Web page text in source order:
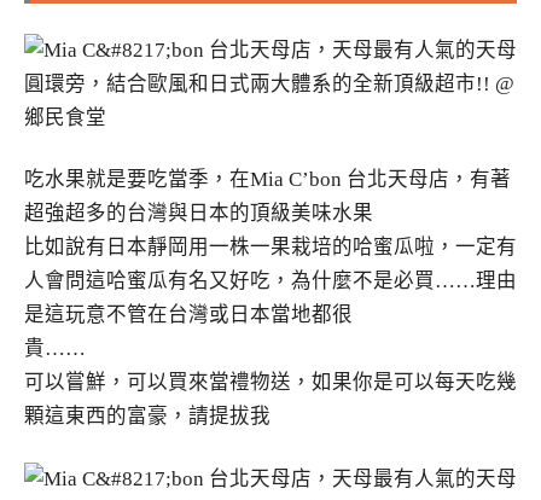
吃水果就是要吃當季，在Mia C’bon 台北天母店，有著
超強超多的台灣與日本的頂級美味水果
比如說有日本靜岡用一株一果栽培的哈蜜瓜啦，一定有
人會問這哈蜜瓜有名又好吃，為什麼不是必買……理由
是這玩意不管在台灣或日本當地都很
貴……
可以嘗鮮，可以買來當禮物送，如果你是可以每天吃幾
顆這東西的富豪，請提拔我